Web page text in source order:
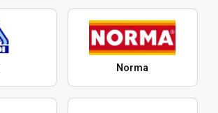
Norma